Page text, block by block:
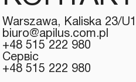
Warszawa, Kaliska 23/U1
biuro@apilus.com.pl
+48 515 222 980
Сервіс
+48 515 222 980